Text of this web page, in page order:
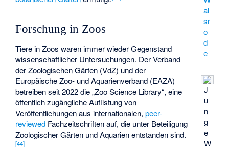
al
sr
o
d
e
J
u
n
g
e
W
Forschung in Zoos
Tiere in Zoos waren immer wieder Gegenstand
wissenschaftlicher Untersuchungen. Der Verband
der Zoologischen Gärten (VdZ) und der
Europäische Zoo- und Aquarienverband (EAZA)
betreiben seit 2022 die „Zoo Science Library“, eine
öffentlich zugängliche Auflistung von
Veröffentlichungen aus internationalen,peer-
reviewed Fachzeitschriften auf, die unter Beteiligung
Zoologischer Gärten und Aquarien entstanden sind.
[44]